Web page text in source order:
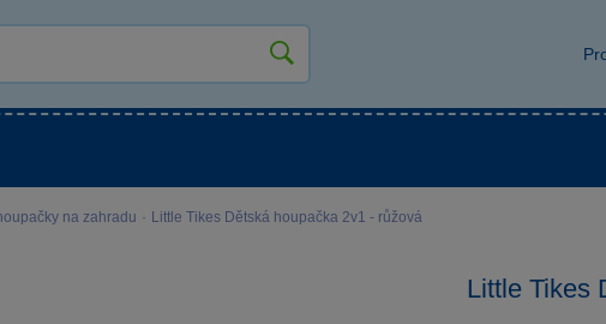
na zahradu · Little Tikes Dětská houpačka 2v1 - růžová
Little Tikes